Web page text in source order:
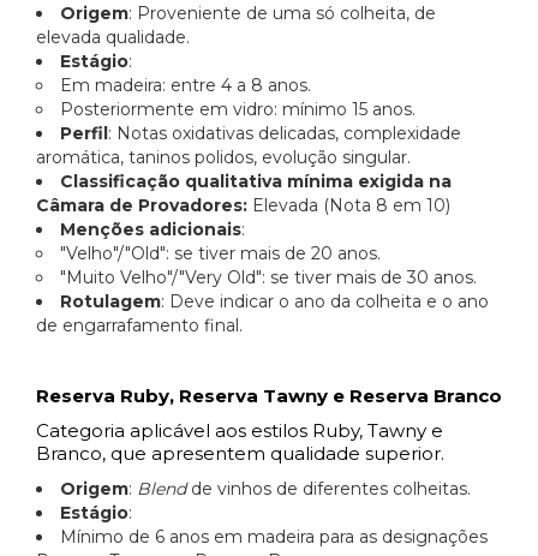
Origem: Proveniente de uma só colheita, de
elevada qualidade.
Estágio:
Em madeira: entre 4 a 8 anos.
Posteriormente em vidro: mínimo 15 anos.
Perfil: Notas oxidativas delicadas, complexidade
aromática, taninos polidos, evolução singular.
Classificação qualitativa mínima exigida na
Câmara de Provadores: Elevada (Nota 8 em 10)
Menções adicionais:
"Velho"/"Old": se tiver mais de 20 anos.
"Muito Velho"/"Very Old": se tiver mais de 30 anos.
Rotulagem: Deve indicar o ano da colheita e o ano
de engarrafamento final.
Reserva Ruby, Reserva Tawny e Reserva Branco
Categoria aplicável aos estilos Ruby, Tawny e
Branco, que apresentem qualidade superior.
Origem: Blendde vinhos de diferentes colheitas.
Estágio:
Mínimo de 6 anos em madeira para as designações